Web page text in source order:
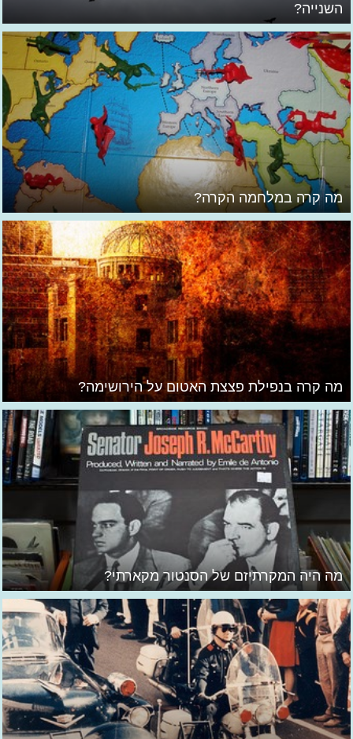
השנייה?
מה קרה במלחמה הקרה?
מה קרה בנפילת פצצת האטום על הירושימה?
מה היה המקרתיזם של הסנטור מקארתי?